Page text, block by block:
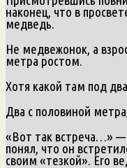
наконец, что в
медведь.
Не медвежонок, а
метра ростом.
Хотя какой там под
Два с половиной
«Вот так встреча…» —
понял, что он
своим «тезкой». Его